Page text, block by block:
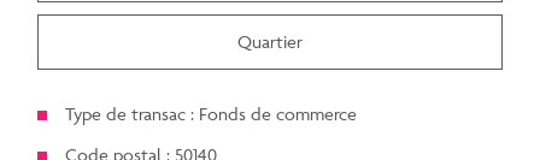
Quartier
Type de transac : Fonds de commerce
Code postal : 50140